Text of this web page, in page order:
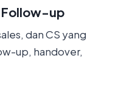
Follow-up
dan CS yang
up, handover,